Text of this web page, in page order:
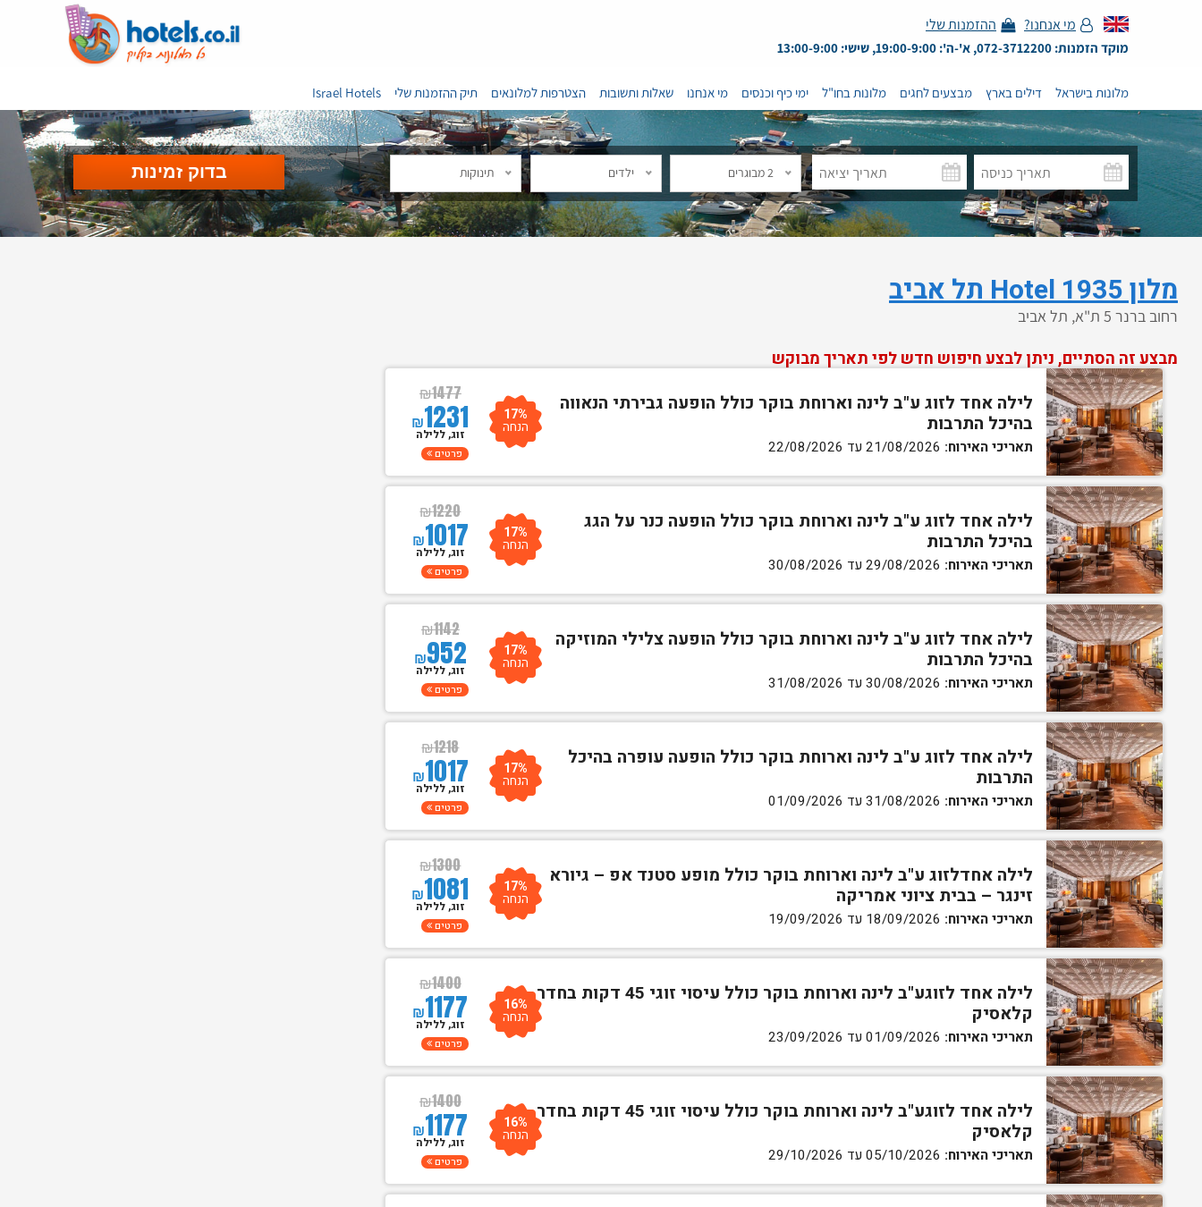
מי אנחנו? ההזמנות שלי
מוקד הזמנות: 072-3712200, א'-ה': 19:00-9:00, שישי: 13:00-9:00
מלונות בישראל דילים בארץ מבצעים לחגים מלונות בחו"ל ימי כיף וכנסים מי אנחנו שאלות ותשובות הצטרפות למלונאים תיק ההזמנות שלי Israel Hotels
2 מבוגרים ילדים תינוקות
מלון Hotel 1935 תל אביב
רחוב ברנר 5 ת"א, תל אביב
מבצע זה הסתיים, ניתן לבצע חיפוש חדש לפי תאריך מבוקש
לילה אחד לזוג ע"ב לינה וארוחת בוקר כולל הופעה גבירתי הנאווה
בהיכל התרבות
תאריכי האירוח:
₪1477
₪1231 17%
הנחה זוג, ללילה
פרטים
לילה אחד לזוג ע"ב לינה וארוחת בוקר כולל הופעה כנר על הגג
בהיכל התרבות
תאריכי האירוח:
₪1220
₪1017 17%
הנחה זוג, ללילה
פרטים
לילה אחד לזוג ע"ב לינה וארוחת בוקר כולל הופעה צלילי המוזיקה
בהיכל התרבות
תאריכי האירוח:
₪1142
₪952 17%
הנחה זוג, ללילה
פרטים
לילה אחד לזוג ע"ב לינה וארוחת בוקר כולל הופעה עופרה בהיכל
התרבות
תאריכי האירוח:
₪1218
₪1017 17%
הנחה זוג, ללילה
פרטים
לילה אחדלזוג ע"ב לינה וארוחת בוקר כולל מופע סטנד אפ – גיורא
זינגר – בבית ציוני אמריקה
תאריכי האירוח:
₪1300
₪1081 17%
הנחה זוג, ללילה
פרטים
לילה אחד לזוגע"ב לינה וארוחת בוקר כולל עיסוי זוגי 45 דקות בחדר
קלאסיק
תאריכי האירוח:
₪1400
₪1177 16%
הנחה זוג, ללילה
פרטים
לילה אחד לזוגע"ב לינה וארוחת בוקר כולל עיסוי זוגי 45 דקות בחדר
קלאסיק
תאריכי האירוח:
₪1400
₪1177 16%
הנחה זוג, ללילה
פרטים